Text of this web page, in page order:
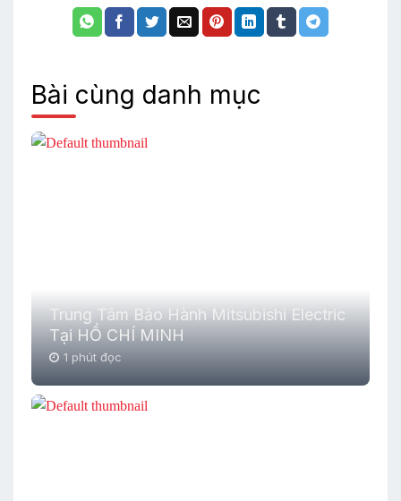
Bài cùng danh mục
Trung Tâm Bảo Hành Mitsubishi Electric
Tại HỒ CHÍ MINH
1 phút đọc